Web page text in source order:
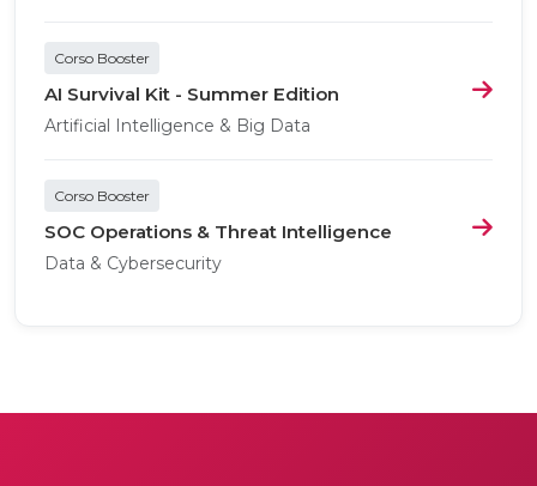
Corso Booster
AI Survival Kit - Summer Edition
Artificial Intelligence & Big Data
Corso Booster
SOC Operations & Threat Intelligence
Data & Cybersecurity